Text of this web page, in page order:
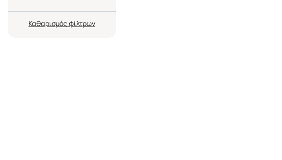
Καθαρισμός